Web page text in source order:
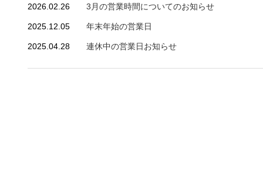
2026.02.26 3月の営業時間についてのお知らせ
2025.12.05 年末年始の営業日
2025.04.28 連休中の営業日お知らせ